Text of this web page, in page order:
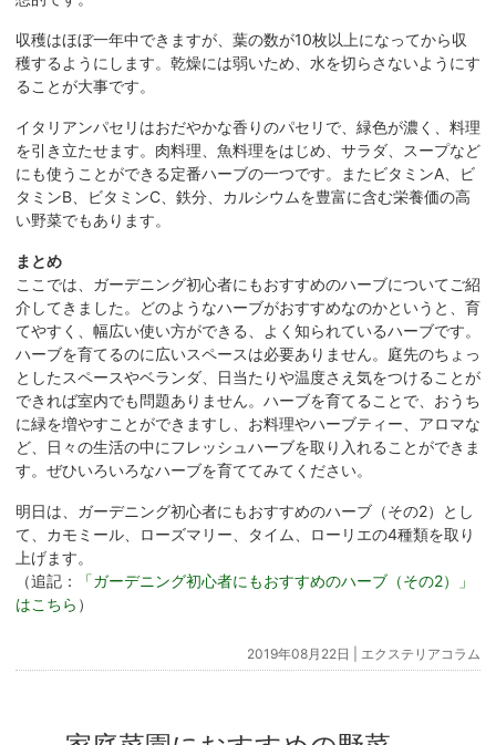
収穫はほぼ一年中できますが、葉の数が10枚以上になってから収
穫するようにします。乾燥には弱いため、水を切らさないようにす
ることが大事です。
イタリアンパセリはおだやかな香りのパセリで、緑色が濃く、料理
を引き立たせます。肉料理、魚料理をはじめ、サラダ、スープなど
にも使うことができる定番ハーブの一つです。またビタミンA、ビ
タミンB、ビタミンC、鉄分、カルシウムを豊富に含む栄養価の高
い野菜でもあります。
まとめ
ここでは、ガーデニング初心者にもおすすめのハーブについてご紹
介してきました。どのようなハーブがおすすめなのかというと、育
てやすく、幅広い使い方ができる、よく知られているハーブです。
ハーブを育てるのに広いスペースは必要ありません。庭先のちょっ
としたスペースやベランダ、日当たりや温度さえ気をつけることが
できれば室内でも問題ありません。ハーブを育てることで、おうち
に緑を増やすことができますし、お料理やハーブティー、アロマな
ど、日々の生活の中にフレッシュハーブを取り入れることができま
す。ぜひいろいろなハーブを育ててみてください。
明日は、ガーデニング初心者にもおすすめのハーブ（その2）とし
て、カモミール、ローズマリー、タイム、ローリエの4種類を取り
上げます。
（追記：
「ガーデニング初心者にもおすすめのハーブ（その2）」
はこちら ）
2019年08月22日 | エクステリアコラム